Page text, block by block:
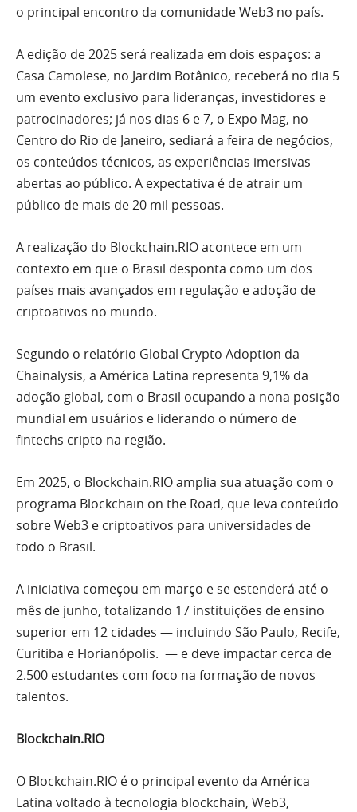
o principal encontro da comunidade Web3 no país.
A edição de 2025 será realizada em dois espaços: a
Casa Camolese, no Jardim Botânico, receberá no dia 5
um evento exclusivo para lideranças, investidores e
patrocinadores; já nos dias 6 e 7, o Expo Mag, no
Centro do Rio de Janeiro, sediará a feira de negócios,
os conteúdos técnicos, as experiências imersivas
abertas ao público. A expectativa é de atrair um
público de mais de 20 mil pessoas.
A realização do Blockchain.RIO acontece em um
contexto em que o Brasil desponta como um dos
países mais avançados em regulação e adoção de
criptoativos no mundo.
Segundo o relatório Global Crypto Adoption da
Chainalysis, a América Latina representa 9,1% da
adoção global, com o Brasil ocupando a nona posição
mundial em usuários e liderando o número de
fintechs cripto na região.
Em 2025, o Blockchain.RIO amplia sua atuação com o
programa Blockchain on the Road, que leva conteúdo
sobre Web3 e criptoativos para universidades de
todo o Brasil.
A iniciativa começou em março e se estenderá até o
mês de junho, totalizando 17 instituições de ensino
superior em 12 cidades — incluindo São Paulo, Recife,
Curitiba e Florianópolis. — e deve impactar cerca de
2.500 estudantes com foco na formação de novos
talentos.
Blockchain.RIO
O Blockchain.RIO é o principal evento da América
Latina voltado à tecnologia blockchain, Web3,